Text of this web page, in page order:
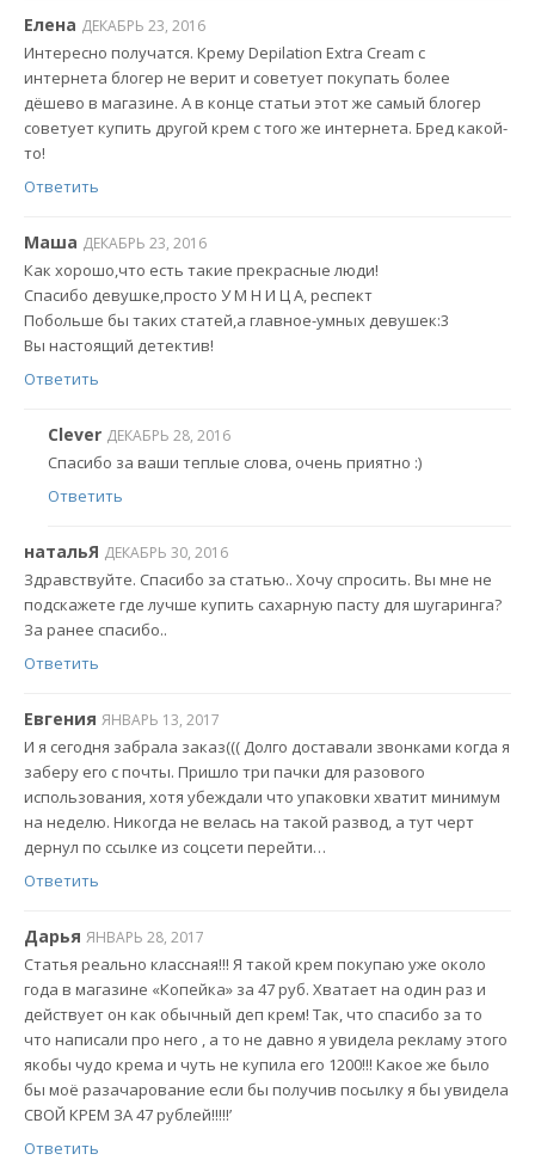
Елена ДЕКАБРЬ 23, 2016
Интересно получатся. Крему Depilation Extra Cream с
интернета блогер не верит и советует покупать более
дёшево в магазине. А в конце статьи этот же самый блогер
советует купить другой крем с того же интернета. Бред какой-
то!
Ответить
Маша ДЕКАБРЬ 23, 2016
Как хорошо,что есть такие прекрасные люди!
Спасибо девушке,просто У М Н И Ц А, респект
Побольше бы таких статей,а главное-умных девушек:3
Вы настоящий детектив!
Ответить
Clever ДЕКАБРЬ 28, 2016
Спасибо за ваши теплые слова, очень приятно :)
Ответить
натальЯ ДЕКАБРЬ 30, 2016
Здравствуйте. Спасибо за статью.. Хочу спросить. Вы мне не
подскажете где лучше купить сахарную пасту для шугаринга?
За ранее спасибо..
Ответить
Евгения ЯНВАРЬ 13, 2017
И я сегодня забрала заказ((( Долго доставали звонками когда я
заберу его с почты. Пришло три пачки для разового
использования, хотя убеждали что упаковки хватит минимум
на неделю. Никогда не велась на такой развод, а тут черт
дернул по ссылке из соцсети перейти…
Ответить
Дарья ЯНВАРЬ 28, 2017
Статья реально классная!!! Я такой крем покупаю уже около
года в магазине «Копейка» за 47 руб. Хватает на один раз и
действует он как обычный деп крем! Так, что спасибо за то
что написали про него , а то не давно я увидела рекламу этого
якобы чудо крема и чуть не купила его 1200!!! Какое же было
бы моё разачарование если бы получив посылку я бы увидела
СВОЙ КРЕМ ЗА 47 рублей!!!!!’
Ответить